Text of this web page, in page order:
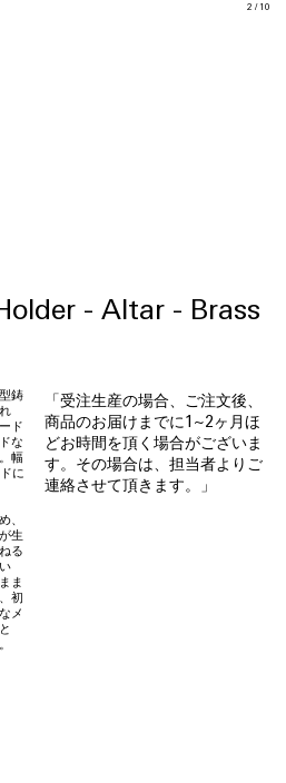
- Altar - Brass
鋳
ド
な
幅
に
、
生
る
ま
初
メ
「受注生産の場合、ご注文後、
商品のお届けまでに1~2ヶ月ほ
どお時間を頂く場合がございま
す。その場合は、担当者よりご
連絡させて頂きます。」
2 / 10